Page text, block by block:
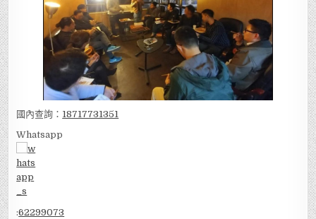
國內查詢： 18717731351
Whatsapp
:62299073